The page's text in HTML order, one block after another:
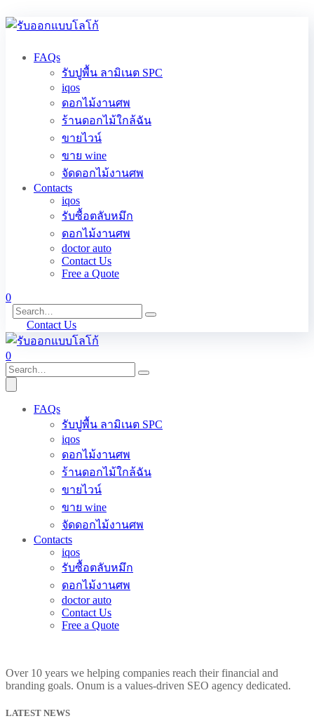
FAQs
รับปูพื้น ลามิเนต SPC
iqos
ดอกไม้งานศพ
ร้านดอกไม้ใกล้ฉัน
ขายไวน์
ขาย wine
จัดดอกไม้งานศพ
Contacts
iqos
รับซื้อตลับหมึก
ดอกไม้งานศพ
doctor auto
Contact Us
Free a Quote
0
Contact Us
0
FAQs
รับปูพื้น ลามิเนต SPC
iqos
ดอกไม้งานศพ
ร้านดอกไม้ใกล้ฉัน
ขายไวน์
ขาย wine
จัดดอกไม้งานศพ
Contacts
iqos
รับซื้อตลับหมึก
ดอกไม้งานศพ
doctor auto
Contact Us
Free a Quote
Over 10 years we helping companies reach their financial and
branding goals. Onum is a values-driven SEO agency dedicated.
LATEST NEWS